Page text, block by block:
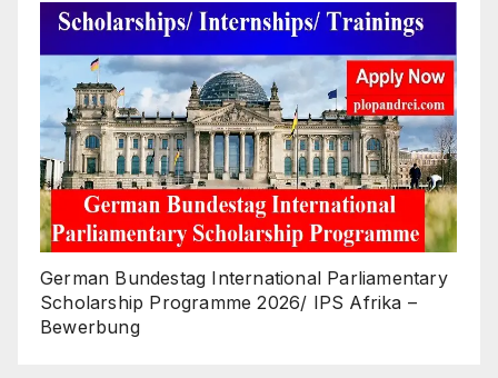
German Bundestag International Parliamentary
Scholarship Programme 2026/ IPS Afrika –
Bewerbung